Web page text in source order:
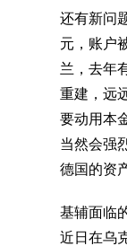
还有新问
元，账户
兰，去年
重建，远
要动用本
当然会强
德国的资
基辅面临
近日在乌